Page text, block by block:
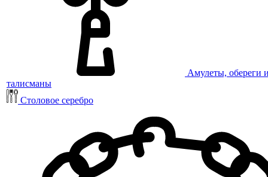
Амулеты, обереги
талисманы
Столовое серебро